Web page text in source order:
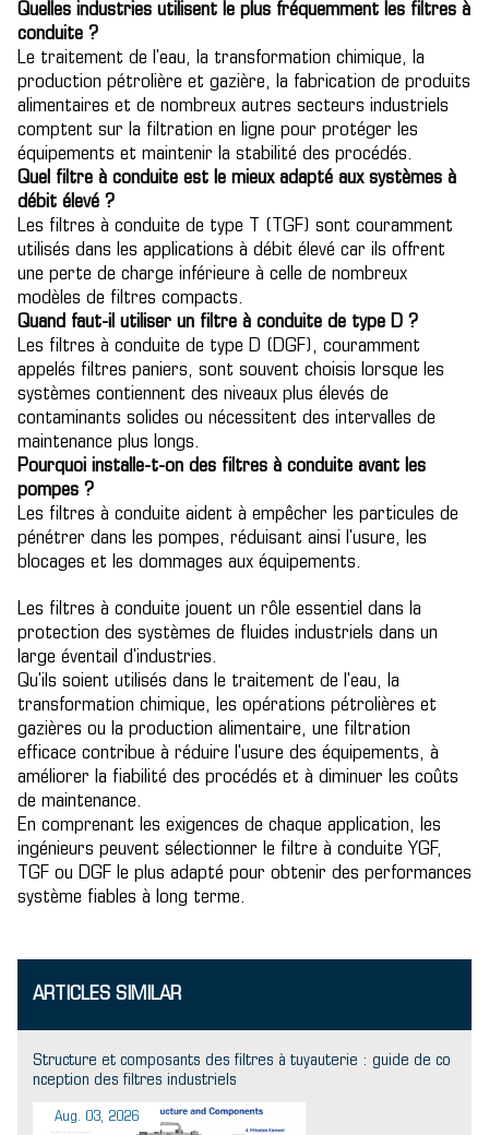
Quelles industries utilisent le plus fréquemment les filtres à
conduite ?
Le traitement de l'eau, la transformation chimique, la
production pétrolière et gazière, la fabrication de produits
alimentaires et de nombreux autres secteurs industriels
comptent sur la filtration en ligne pour protéger les
équipements et maintenir la stabilité des procédés.
Quel filtre à conduite est le mieux adapté aux systèmes à
débit élevé ?
Les filtres à conduite de type T (TGF) sont couramment
utilisés dans les applications à débit élevé car ils offrent
une perte de charge inférieure à celle de nombreux
modèles de filtres compacts.
Quand faut-il utiliser un filtre à conduite de type D ?
Les filtres à conduite de type D (DGF), couramment
appelés filtres paniers, sont souvent choisis lorsque les
systèmes contiennent des niveaux plus élevés de
contaminants solides ou nécessitent des intervalles de
maintenance plus longs.
Pourquoi installe-t-on des filtres à conduite avant les
pompes ?
Les filtres à conduite aident à empêcher les particules de
pénétrer dans les pompes, réduisant ainsi l'usure, les
blocages et les dommages aux équipements.
Les filtres à conduite jouent un rôle essentiel dans la
protection des systèmes de fluides industriels dans un
large éventail d'industries.
Qu'ils soient utilisés dans le traitement de l'eau, la
transformation chimique, les opérations pétrolières et
gazières ou la production alimentaire, une filtration
efficace contribue à réduire l'usure des équipements, à
améliorer la fiabilité des procédés et à diminuer les coûts
de maintenance.
En comprenant les exigences de chaque application, les
ingénieurs peuvent sélectionner le filtre à conduite YGF,
TGF ou DGF le plus adapté pour obtenir des performances
système fiables à long terme.
ARTICLES SIMILAR
Structure et composants des filtres à tuyauterie : guide de co
nception des filtres industriels
Aug. 03, 2026